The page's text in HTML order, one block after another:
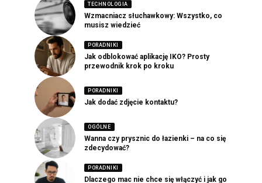
TECHNOLOGIA
Wzmacniacz słuchawkowy: Wszystko, co
musisz wiedzieć
PORADNIKI
Jak odblokować aplikację IKO? Prosty
przewodnik krok po kroku
PORADNIKI
Jak dodać zdjęcie kontaktu?
OGÓLNE
Wanna czy prysznic do łazienki – na co się
zdecydować?
PORADNIKI
Dlaczego mac nie chce się włączyć i jak go